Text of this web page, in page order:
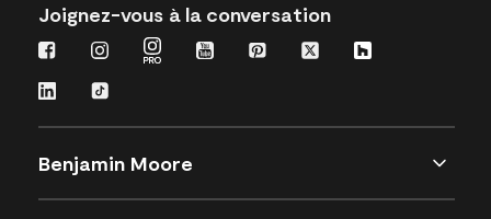
Joignez-vous à la conversation
Benjamin Moore